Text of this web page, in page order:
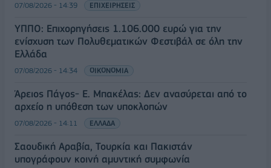
07/08/2026 - 14:39 ΕΠΙΧΕΙΡΗΣΕΙΣ
ΥΠΠΟ: Επιχορηγήσεις 1.106.000 ευρώ για την
ενίσχυση των Πολυθεματικών Φεστιβάλ σε όλη την
Ελλάδα
07/08/2026 - 14:34 ΟΙΚΟΝΟΜΙΑ
Άρειος Πάγος- Ε. Μπακέλας: Δεν ανασύρεται από το
αρχείο η υπόθεση των υποκλοπών
07/08/2026 - 14:11 ΕΛΛΑΔΑ
Σαουδική Αραβία, Τουρκία και Πακιστάν
υπογράφουν κοινή αμυντική συμφωνία